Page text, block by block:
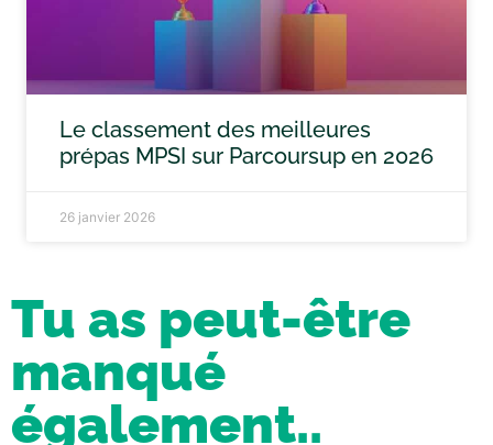
Le classement des meilleures
prépas MPSI sur Parcoursup en 2026
26 janvier 2026
Tu as peut-être
manqué
également..